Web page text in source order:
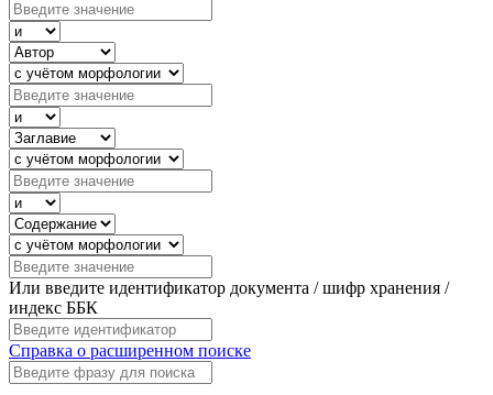
Или введите идентификатор документа / шифр хранения /
индекс ББК
Справка о расширенном поиске